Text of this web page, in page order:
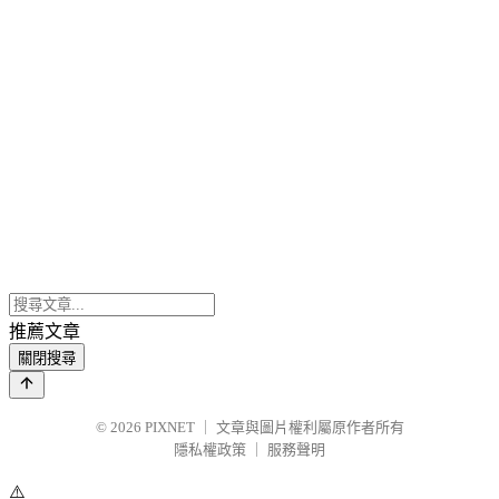
推薦文章
關閉搜尋
© 2026 PIXNET
文章與圖片權利屬原作者所有
隱私權政策
服務聲明
⚠️